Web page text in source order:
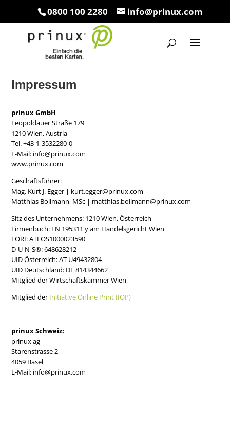
0800 100 2280 info@prinux.com
Impressum
prinux GmbH
Leopoldauer Straße 179
1210 Wien, Austria
Tel. +43-1-3532280-0
E-Mail: info@prinux.com
www.prinux.com
Geschäftsführer:
Mag. Kurt J. Egger | kurt.egger@prinux.com
Matthias Bollmann, MSc | matthias.bollmann@prinux.com
Sitz des Unternehmens: 1210 Wien, Österreich
Firmenbuch: FN 195311 y am Handelsgericht Wien
EORI: ATEOS1000023590
D-U-N-S®: 648628212
UID Österreich: AT U49432804
UID Deutschland: DE 814344662
Mitglied der Wirtschaftskammer Wien
Mitglied der Initiative Online Print (IOP)
prinux Schweiz:
prinux ag
Starenstrasse 2
4059 Basel
E-Mail: info@prinux.com